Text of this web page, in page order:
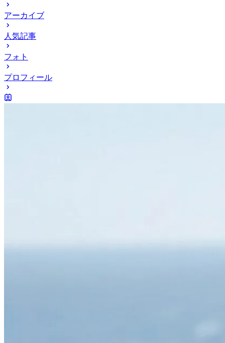
アーカイブ
人気記事
フォト
プロフィール